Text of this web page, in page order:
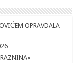
OPRAVDALA